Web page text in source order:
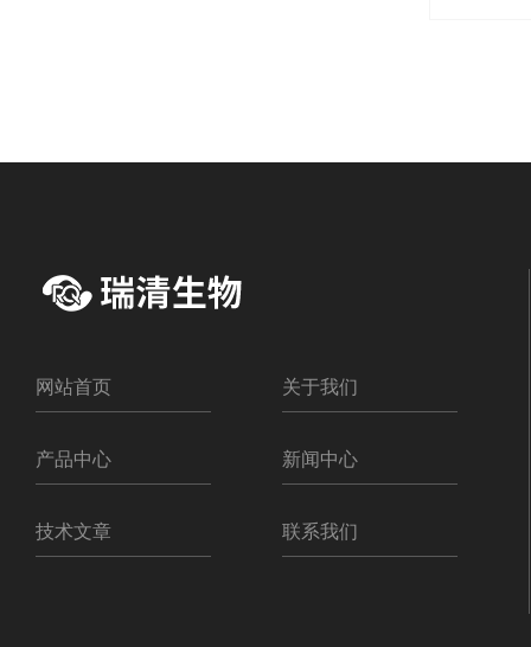
网站首页 关于我们
产品中心 新闻中心
技术文章 联系我们